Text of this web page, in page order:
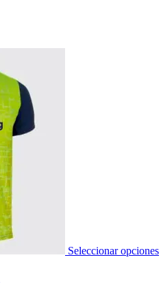
Seleccionar opciones